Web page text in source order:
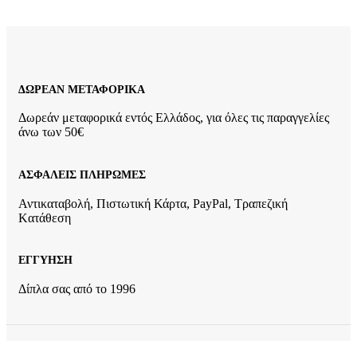
ΔΩΡΕΑΝ ΜΕΤΑΦΟΡΙΚΑ
Δωρεάν μεταφορικά εντός Ελλάδος, για όλες τις παραγγελίες
άνω των 50€
ΑΣΦΑΛΕΙΣ ΠΛΗΡΩΜΕΣ
Αντικαταβολή, Πιστωτική Κάρτα, PayPal, Τραπεζική
Kατάθεση
ΕΓΓΥΗΣΗ
Δίπλα σας από το 1996